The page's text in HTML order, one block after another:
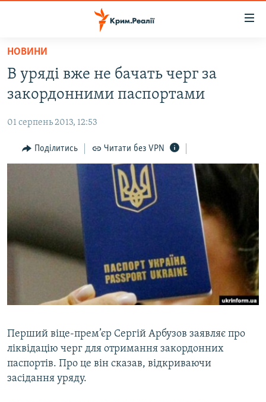
Перейти
основного
матеріалу
Перейти
до
навігації
Перейти
ВОДА.КРИМ
ВІДЕО ТА ФОТО
ПОЛІТИКА
БЛОГИ
ВСЕ ЗА ДЕНЬ
СПЕЦПРОЕКТИ
ДЕПОРТАЦІЯ
ВІДЕОУРОКИ «ELIFBE»
СВІДЧЕННЯ ОКУПАЦІЇ
ІНФОГРАФІКА
ЯК ОБІЙТИ БЛОКУВАННЯ
Qırımtatar
ДОЛУЧАЙСЯ!
НОВИНИ
В уряді вже не бачать черг за
закордонними паспортами
01 серпень 2013, 12:53
Поділитись Читати без VPN
Перший віце-прем’єр Сергій Арбузов заявляє про
ліквідацію черг для отримання закордонних
паспортів. Про це він сказав, відкриваючи
засідання уряду.